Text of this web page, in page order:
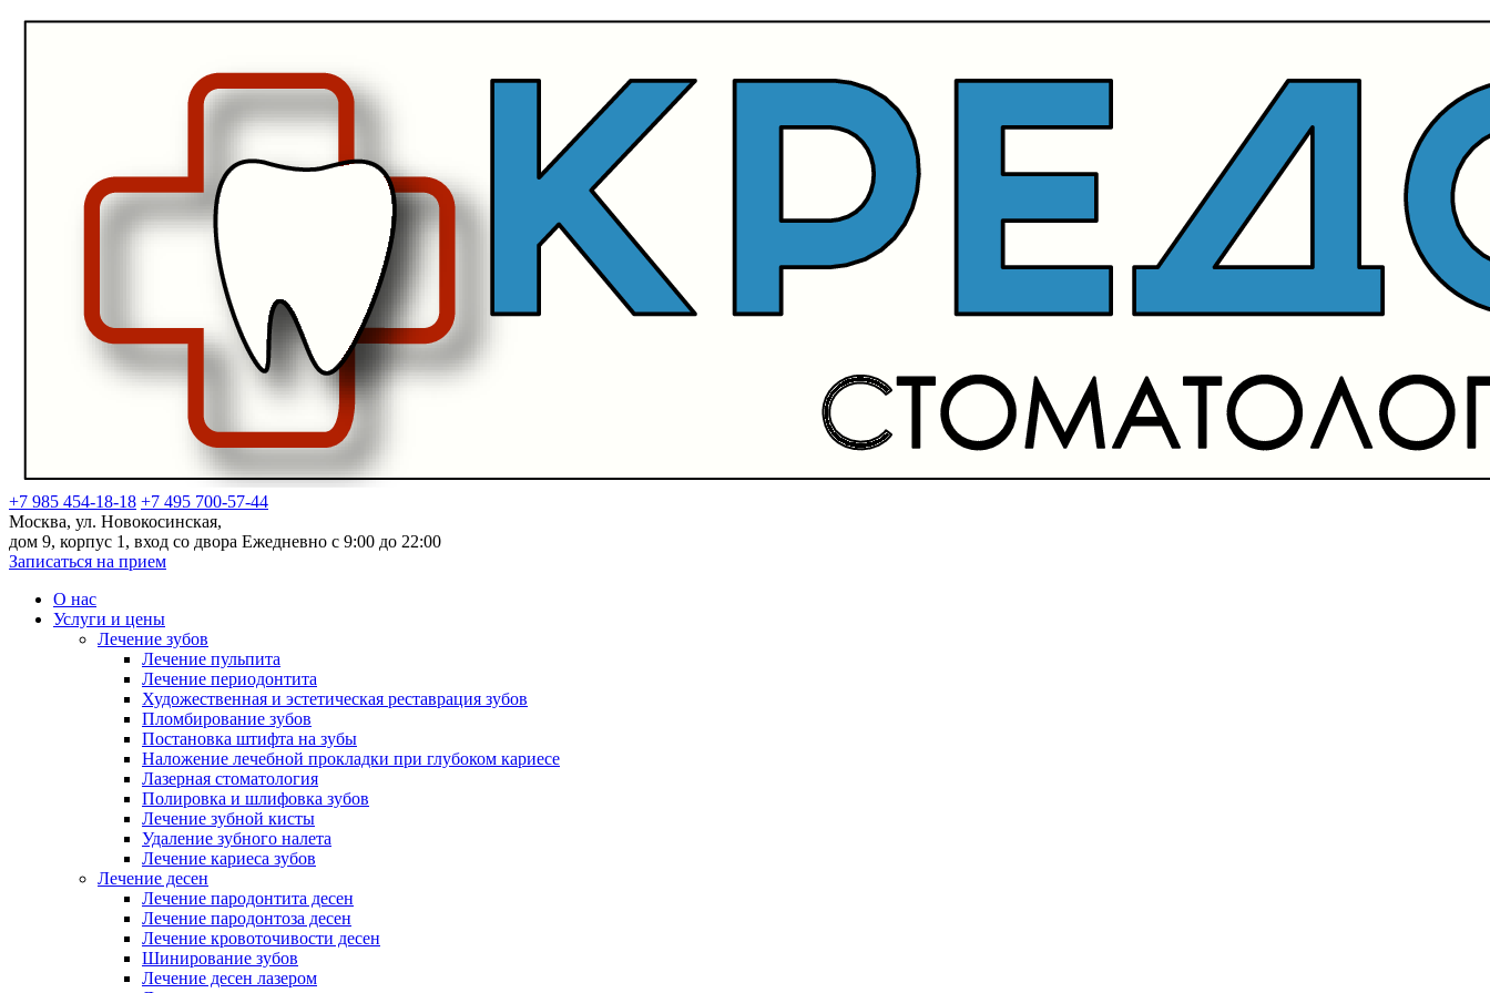
+7 985 454-18-18 +7 495 700-57-44
Москва, ул. Новокосинская,
дом 9, корпус 1, вход со двора Ежедневно с 9:00 до 22:00
Записаться на прием
О нас
Услуги и цены
Лечение зубов
Лечение пульпита
Лечение периодонтита
Художественная и эстетическая реставрация зубов
Пломбирование зубов
Постановка штифта на зубы
Наложение лечебной прокладки при глубоком кариесе
Лазерная стоматология
Полировка и шлифовка зубов
Лечение зубной кисты
Удаление зубного налета
Лечение кариеса зубов
Лечение десен
Лечение пародонтита десен
Лечение пародонтоза десен
Лечение кровоточивости десен
Шинирование зубов
Лечение десен лазером